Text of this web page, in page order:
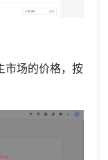
市场的价格，按